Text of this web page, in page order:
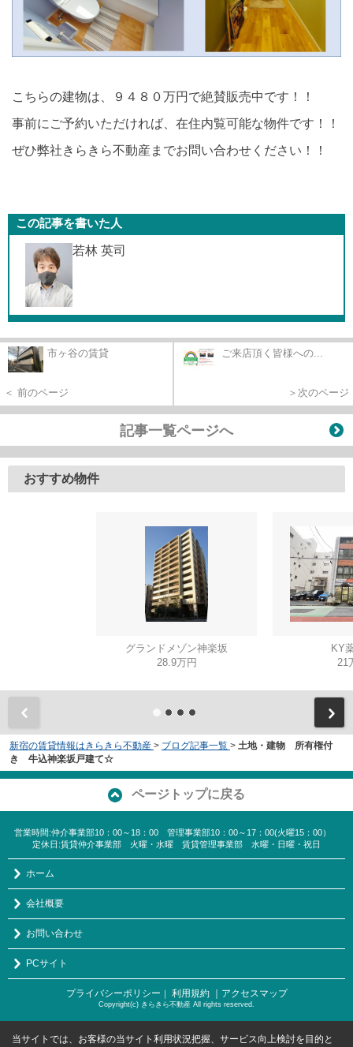
こちらの建物は、９４８０万円で絶賛販売中です！！
事前にご予約いただければ、在住内覧可能な物件です！！
ぜひ弊社きらきら不動産までお問い合わせください！！
この記事を書いた人
若林 英司
市ヶ谷の賃貸
＜ 前のページ
ご来店頂く皆様への...
＞次のページ
記事一覧ページへ
おすすめ物件
グランドメゾン神楽坂
28.9万円
KY
21
新宿の賃貸情報はきらきら不動産 > ブログ記事一覧 > 土地・建物 所有権付
き 牛込神楽坂戸建て☆
ページトップに戻る
営業時間:仲介事業部10：00～18：00 管理事業部10：00～17：00(火曜15：00）
定休日:賃貸仲介事業部 火曜・水曜 賃貸管理事業部 水曜・日曜・祝日
ホーム
会社概要
お問い合わせ
PCサイト
プライバシーポリシー ｜ 利用規約 ｜アクセスマップ
Copyright(c) きらきら不動産 All rights reserved.
当サイトでは、お客様の当サイト利用状況把握、サービス向上検討を目的と